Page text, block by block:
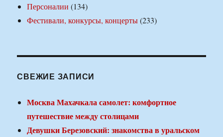
Персоналии (134)
Фестивали, конкурсы, концерты(233)
СВЕЖИЕ ЗАПИСИ
Москва Махачкала самолет: комфортное
путешествие между столицами
Девушки Березовский: знакомства в уральском